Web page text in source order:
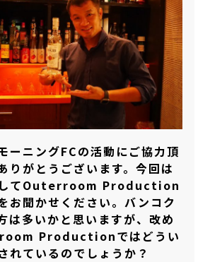
ーニングFCの活動にご協力頂
りがとうございます。今回は
してOuterroom Production
お聞かせください。バンコク
は多いかと思いますが、改め
Productionではどうい
れているのでしょうか？